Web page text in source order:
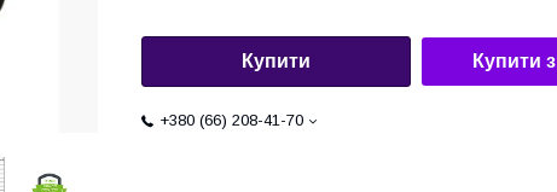
Купити Купити з
+380 (66) 208-41-70